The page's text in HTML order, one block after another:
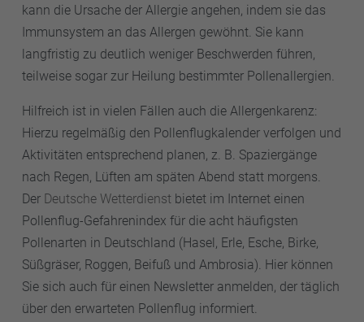
kann die Ursache der Allergie angehen, indem sie das
Immunsystem an das Allergen gewöhnt. Sie kann
langfristig zu deutlich weniger Beschwerden führen,
teilweise sogar zur Heilung bestimmter Pollenallergien.
Hilfreich ist in vielen Fällen auch die Allergenkarenz:
Hierzu regelmäßig den Pollenflugkalender verfolgen und
Aktivitäten entsprechend planen, z. B. Spaziergänge
nach Regen, Lüften am späten Abend statt morgens.
Der Deutsche Wetterdienst bietet im Internet einen
Pollenflug-Gefahrenindex für die acht häufigsten
Pollenarten in Deutschland (Hasel, Erle, Esche, Birke,
Süßgräser, Roggen, Beifuß und Ambrosia). Hier können
Sie sich auch für einen Newsletter anmelden, der täglich
über den erwarteten Pollenflug informiert.